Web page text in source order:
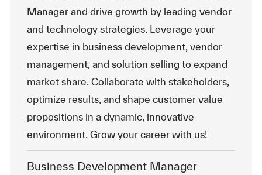
Manager and drive growth by leading vendor
and technology strategies. Leverage your
expertise in business development, vendor
management, and solution selling to expand
market share. Collaborate with stakeholders,
optimize results, and shape customer value
propositions in a dynamic, innovative
environment. Grow your career with us!
Business Development Manager